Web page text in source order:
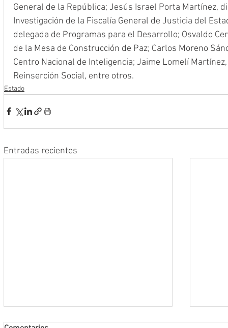
General de la República; Jesús Israel Porta Martínez,
Investigación de la Fiscalía General de Justicia del
delegada de Programas para el Desarrollo; Osvaldo
de la Mesa de Construcción de Paz; Carlos Moreno
Centro Nacional de Inteligencia; Jaime Lomelí
Reinserción Social, entre otros.
Estado
Entradas recientes